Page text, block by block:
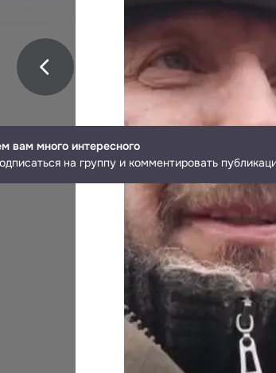
вам много интересного
на группу и комментировать